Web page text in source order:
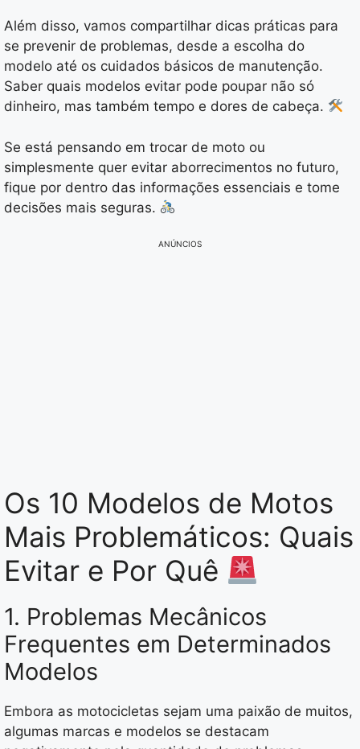
Além disso, vamos compartilhar dicas práticas para
se prevenir de problemas, desde a escolha do
modelo até os cuidados básicos de manutenção.
Saber quais modelos evitar pode poupar não só
dinheiro, mas também tempo e dores de cabeça.
Se está pensando em trocar de moto ou
simplesmente quer evitar aborrecimentos no futuro,
fique por dentro das informações essenciais e tome
decisões mais seguras.
ANÚNCIOS
Os 10 Modelos de Motos
Mais Problemáticos: Quais
Evitar e Por Quê
1. Problemas Mecânicos
Frequentes em Determinados
Modelos
Embora as motocicletas sejam uma paixão de muitos,
algumas marcas e modelos se destacam